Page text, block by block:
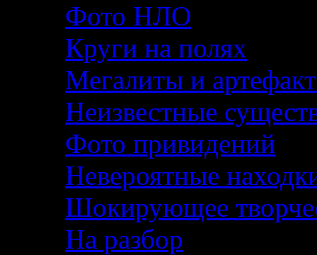
Фото НЛО
Круги на полях
Мегалиты и
Неизвестные
Фото привидений
Невероятные
Шокирующее
На разбор